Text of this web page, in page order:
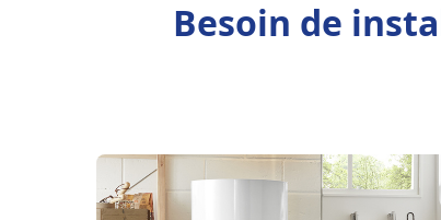
Besoin de